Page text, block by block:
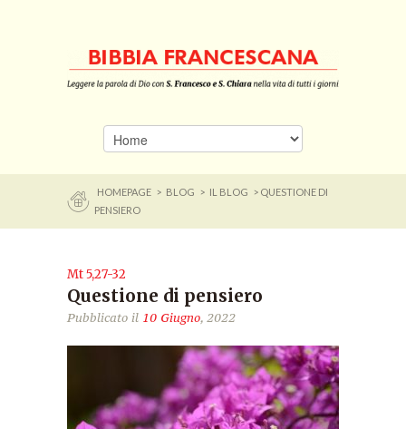
HOMEPAGE > BLOG > IL BLOG
> QUESTIONE DI
PENSIERO
Mt 5,27-32
Questione di pensiero
Pubblicato il 10 Giugno, 2022